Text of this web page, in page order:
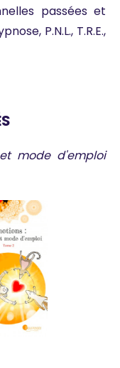
passées et
P.N.L., T.R.E.,
mode d'emploi